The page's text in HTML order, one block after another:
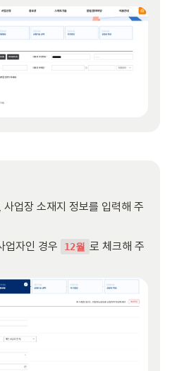
업장 소재지 정보를 입력해 주
업자인 경우 12월 로 체크해 주